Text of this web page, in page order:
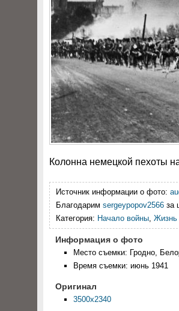
Колонна немецкой пехоты
Источник информации о фото:
Благодарим sergeypopov2566 за
Категория: Начало войны, Жизнь
Информация о фото
Место съемки: Гродно,
Время съемки: июнь 1941
Оригинал
3500x2340